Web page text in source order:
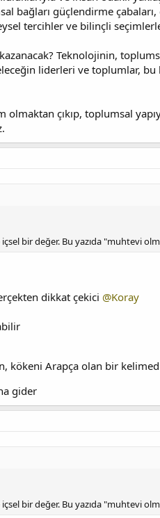
bağları güçlendirme
tercihler ve bilinçli
Teknolojinin,
liderleri ve toplumlar, bu
çıkıp, toplumsal
bir değer. Bu yazıda "muhtevi
dikkat çekici @Koray
kökeni Arapça olan bir
gider
bir değer. Bu yazıda "muhtevi